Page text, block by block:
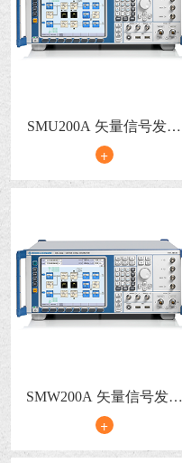
SMU200A 矢量信号发生
器
+
SMW200A 矢量信号发生
器
+